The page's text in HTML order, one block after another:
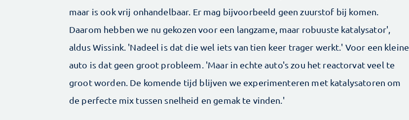
maar is ook vrij onhandelbaar. Er mag bijvoorbeeld geen zuurstof bij komen.
Daarom hebben we nu gekozen voor een langzame, maar robuuste katalysator',
aldus Wissink. 'Nadeel is dat die wel iets van tien keer trager werkt.' Voor een kleine
auto is dat geen groot probleem. 'Maar in echte auto's zou het reactorvat veel te
groot worden. De komende tijd blijven we experimenteren met katalysatoren om
de perfecte mix tussen snelheid en gemak te vinden.'